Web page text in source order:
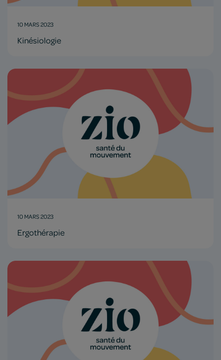
10 MARS 2023
Kinésiologie
10 MARS 2023
Ergothérapie